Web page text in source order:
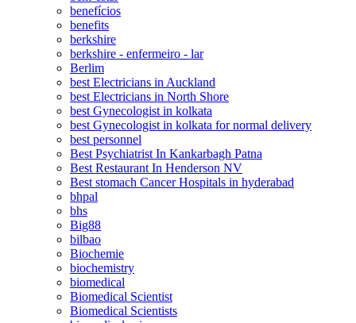
benefícios
benefits
berkshire
berkshire - enfermeiro - lar
Berlim
best Electricians in Auckland
best Electricians in North Shore
best Gynecologist in kolkata
best Gynecologist in kolkata for normal delivery
best personnel
Best Psychiatrist In Kankarbagh Patna
Best Restaurant In Henderson NV
Best stomach Cancer Hospitals in hyderabad
bhpal
bhs
Big88
bilbao
Biochemie
biochemistry
biomedical
Biomedical Scientist
Biomedical Scientists